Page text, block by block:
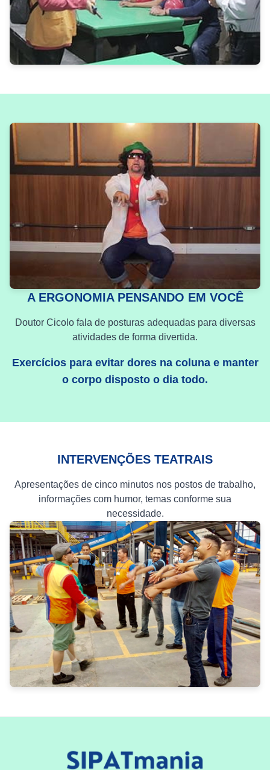
A ERGONOMIA PENSANDO EM VOCÊ
Doutor Cicolo fala de posturas adequadas para diversas
atividades de forma divertida.
Exercícios para evitar dores na coluna e manter
o corpo disposto o dia todo.
INTERVENÇÕES TEATRAIS
Apresentações de cinco minutos nos postos de trabalho,
informações com humor, temas conforme sua
necessidade.